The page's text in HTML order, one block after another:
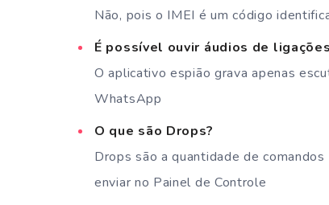
Não, pois o IMEI é um código
É possível ouvir áudios de
O aplicativo espião grava apenas
WhatsApp
O que são Drops?
Drops são a quantidade de
enviar no Painel de Controle